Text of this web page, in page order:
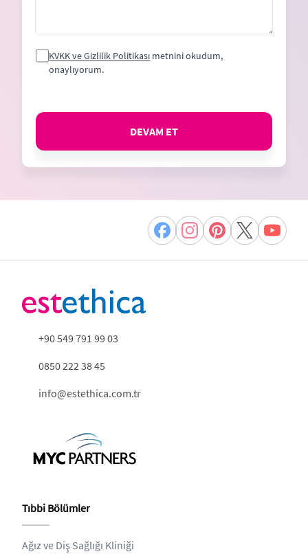
KVKK ve Gizlilik Politikası metnini okudum,
onaylıyorum.
DEVAM ET
+90 549 791 99 03
0850 222 38 45
info@estethica.com.tr
Tıbbi Bölümler
Ağız ve Diş Sağlığı Kliniği